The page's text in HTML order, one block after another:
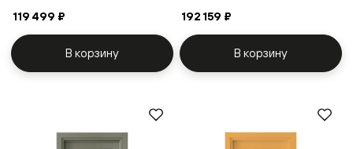
119 499 ₽
В корзину
192 159 ₽
В корзину